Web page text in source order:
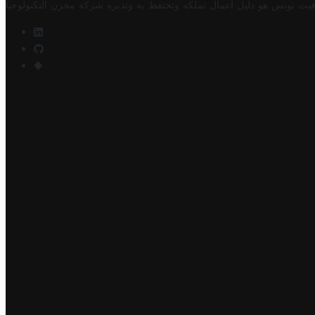
تونس هو دليل أعمال تملكه وتحتفظ به وتديره شركة مخزن التكنولوجيا